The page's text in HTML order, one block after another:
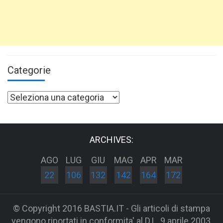
Categorie
Categorie
ARCHIVES:
AGO
22
LUG
106
GIU
132
MAG
142
APR
164
MAR
172
© Copyright 2016 BASTIA.IT - Gli articoli di stampa
vengono riportati in conformita' al D.L. 9 aprile 2003,